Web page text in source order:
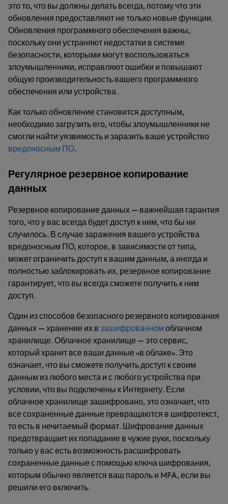
это то, что вы должны делать всегда, потому что эти
обновления предоставляют не только новые функции.
Обновления программного обеспечения важны,
поскольку они устраняют недостатки в системе
безопасности, которыми могут воспользоваться
злоумышленники, исправляют ошибки и повышают
общую производительность вашего программного
обеспечения или устройства.
Как только обновление становится доступным,
необходимо загрузить его, чтобы злоумышленники не
смогли найти уязвимость и заразить ваше устройство
вредоносным ПО.
Регулярное резервное копирование
данных
Резервное копирование данных — важнейшая гарантия
того, что у вас всегда будет доступ к ним, что бы ни
случилось. В случае заражения вашего устройства
вредоносным ПО, которое, в зависимости от типа,
может ограничить доступ к вашим данным, а иногда и
полностью заблокировать их, резервное копирование
гарантирует, что вы всегда сможете получить к ним
доступ.
Один из способов безопасного резервного копирования
данных — хранение их в зашифрованном облачном
хранилище. Облачное хранилище — это сервис,
который хранит все ваши данные «в облаке». Это
означает, что вы сможете получить доступ к своим
данным из любого места и с любого устройства при
условии, что вы подключены к Интернету. Если
облачное хранилище зашифровано, это означает, что
все сохраненные данные превращаются в шифротекст,
то есть в нечитаемый формат. Шифрование данных
предотвращает их попадание в чужие руки, поскольку
только у вас есть возможность расшифровать
сохраненные данные с помощью ключа шифрования,
которым обычно является ваш пароль и MFA, если вы
решили его включить.